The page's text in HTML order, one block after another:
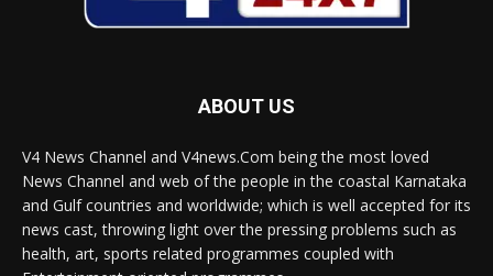
ABOUT US
V4 News Channel and V4news.Com being the most loved
News Channel and web of the people in the coastal Karnataka
and Gulf countries and worldwide; which is well accepted for its
news cast, throwing light over the pressing problems such as
health, art, sports related programmes coupled with